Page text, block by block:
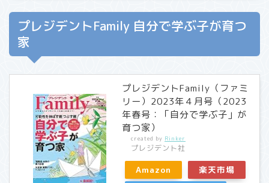
プレジデントFamily 自分で学ぶ子が育つ
家
プレジデントFamily（ファミ
リー）2023年４月号（2023
年春号：「自分で学ぶ子」が
育つ家）
created by Rinker
プレジデント社
Amazon
楽天市場